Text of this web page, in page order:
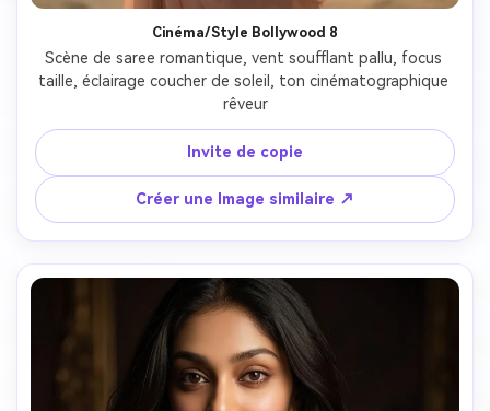
Cinéma/Style Bollywood 8
Scène de saree romantique, vent soufflant pallu, focus
taille, éclairage coucher de soleil, ton cinématographique
rêveur
Invite de copie
Créer une Image similaire ↗